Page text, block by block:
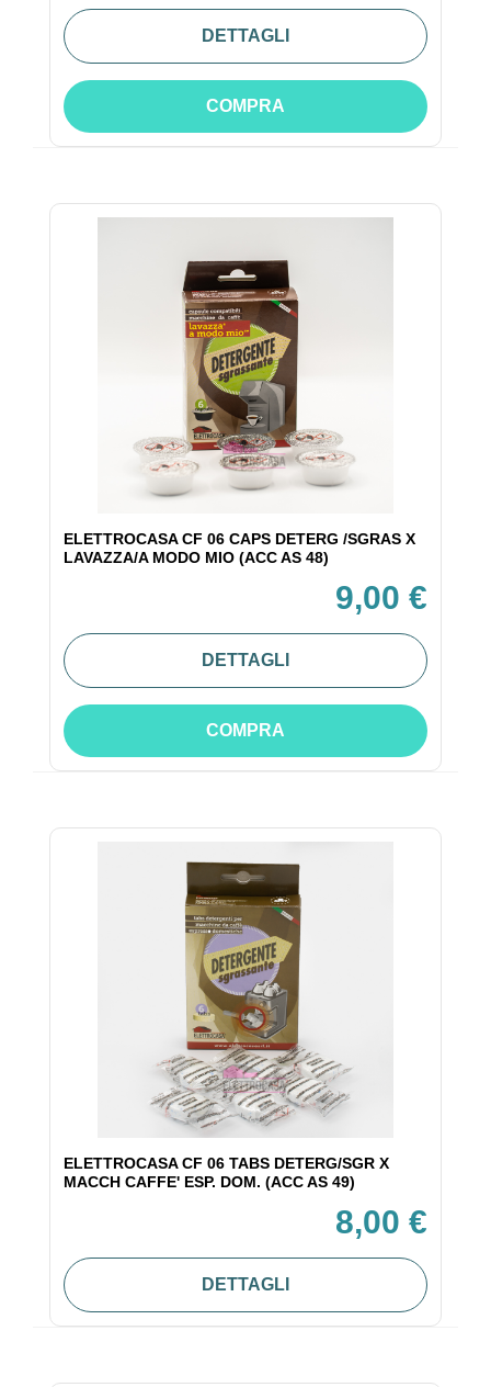
DETTAGLI
COMPRA
ELETTROCASA CF 06 CAPS DETERG /SGRAS X
LAVAZZA/A MODO MIO (ACC AS 48)
9,00 €
DETTAGLI
COMPRA
ELETTROCASA CF 06 TABS DETERG/SGR X
MACCH CAFFE' ESP. DOM. (ACC AS 49)
8,00 €
DETTAGLI